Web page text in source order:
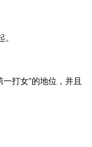
打女”的地位，并且